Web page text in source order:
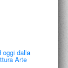
oggi dalla
Arte